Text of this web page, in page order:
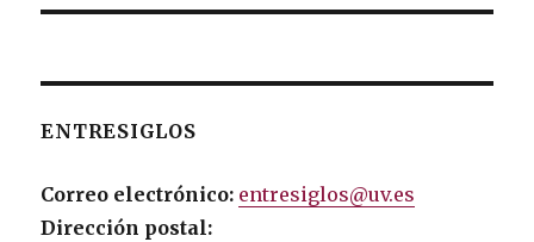
ENTRESIGLOS
Correo electrónico: entresiglos@uv.es
Dirección postal: